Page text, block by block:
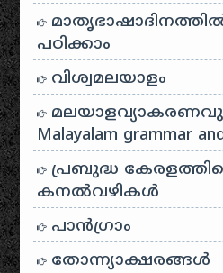
പഠിക്കാം
വിശ്വമലയാളം
Malayalam grammar
പ്രബുദ്ധ
കനൽവഴികൾ
പാന്‍ഗ്രാം
തോന്ന്യാക്ഷരങ്ങള്‍